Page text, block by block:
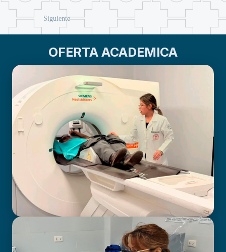
Siguiente
OFERTA ACADEMICA